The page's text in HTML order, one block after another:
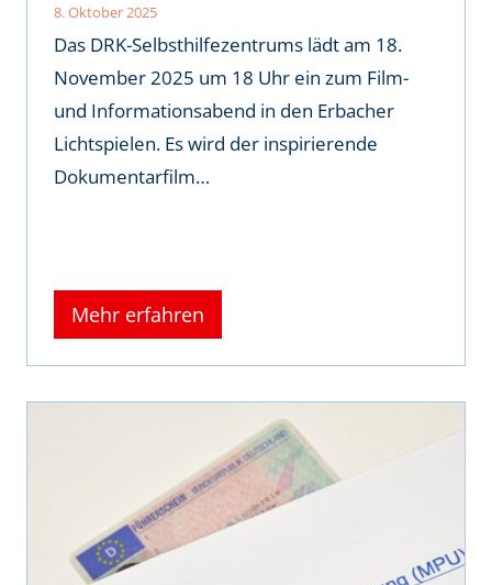
8. Oktober 2025
Das DRK-Selbsthilfezentrums lädt am 18.
November 2025 um 18 Uhr ein zum Film-
und Informationsabend in den Erbacher
Lichtspielen. Es wird der inspirierende
Dokumentarfilm…
Mehr erfahren